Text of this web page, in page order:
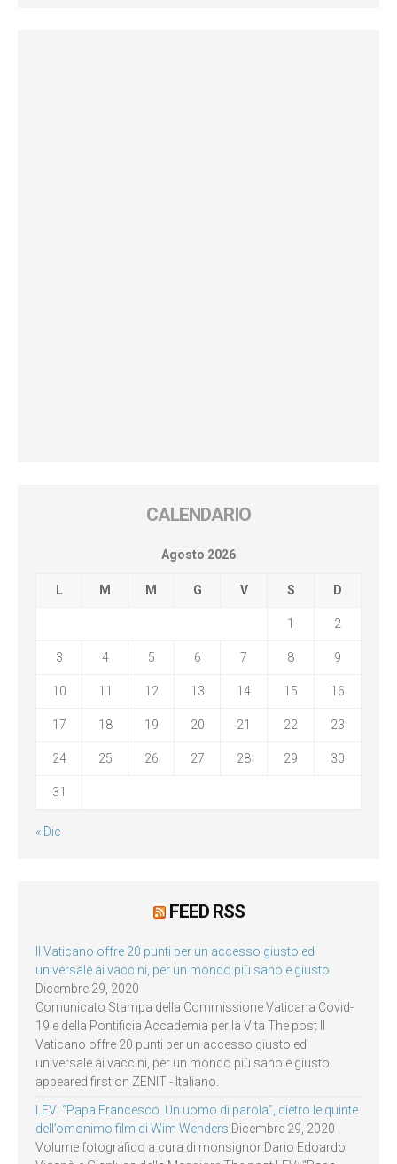
CALENDARIO
Agosto 2026
L M M G V S D
1 2
3 4 5 6 7 8 9
10 11 12 13 14 15 16
17 18 19 20 21 22 23
24 25 26 27 28 29 30
31
« Dic
FEED RSS
Il Vaticano offre 20 punti per un accesso giusto ed
universale ai vaccini, per un mondo più sano e giusto
Dicembre 29, 2020
Comunicato Stampa della Commissione Vaticana Covid-
19 e della Pontificia Accademia per la Vita The post Il
Vaticano offre 20 punti per un accesso giusto ed
universale ai vaccini, per un mondo più sano e giusto
appeared first on ZENIT - Italiano.
LEV: “Papa Francesco. Un uomo di parola”, dietro le quinte
dell’omonimo film di Wim Wenders Dicembre 29, 2020
Volume fotografico a cura di monsignor Dario Edoardo